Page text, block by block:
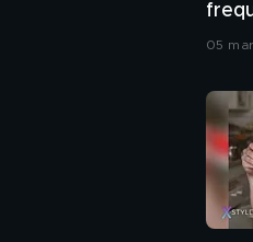
05